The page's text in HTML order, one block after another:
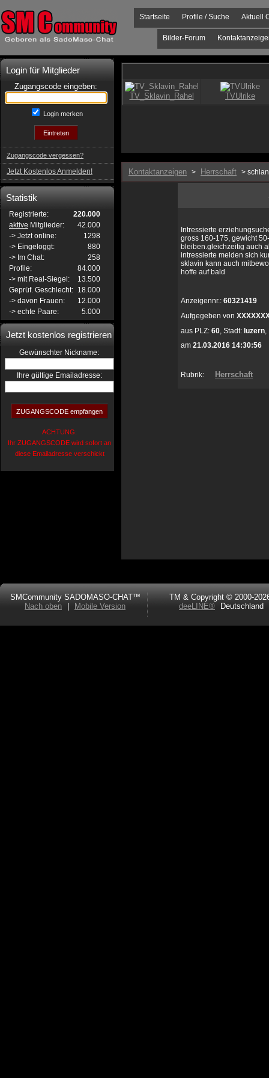
Aktuell
Profile / Suche
Startseite
Bilder-Forum
Login für Mitglieder
Zugangscode eingeben:
Login merken
Zugangscode vergessen?
Jetzt Kostenlos Anmelden!
Statistik
Registrierte:
220.000
aktive Mitglieder:
42.000
-> Jetzt online:
1298
-> Eingeloggt:
880
-> Im Chat:
258
Profile:
84.000
-> mit Real-Siegel:
13.500
Geprüf. Geschlecht: 18.000
-> davon Frauen:
12.000
-> echte Paare:
5.000
Jetzt kostenlos registrieren
Gewünschter Nickname:
Ihre gültige Emailadresse:
ACHTUNG:
Ihr ZUGANGSCODE wird sofort an
diese Emailadresse verschickt
Kontaktanzeigen > Herrschaft >
Intressierte
gross 160-175, gewicht
bleiben.gleichzeitig auch
intressierte melden sich
sklavin kann auch
hoffe auf bald
Anzeigennr.: 60321419
Aufgegeben von
aus PLZ: 60, Stadt: luzern,
am 21.03.2016 14:30:56
Rubrik: Herrschaft
SMCommunity SADOMASO-CHAT™
Nach oben
Mobile Version
TM & Copyright © 2000-
deeLINE®
Deutschland